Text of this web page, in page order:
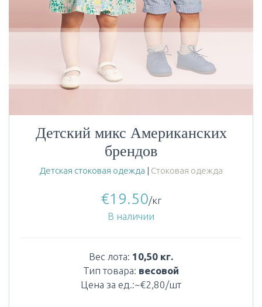
Детский микс Американских
брендов
Детская стоковая одежда | Стоковая одежда
€19.50/кг
В наличии
Вес лота: 10,50 кг.
Тип товара: весовой
Цена за ед.:~€2,80/шт